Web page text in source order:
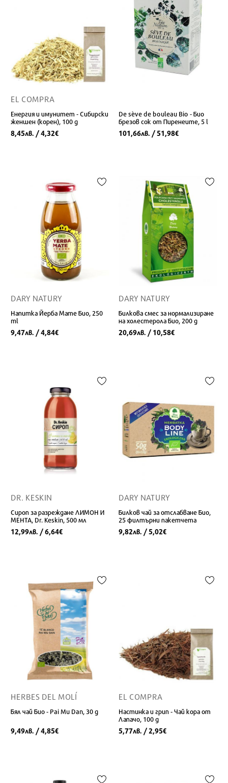
EL COMPRA
Енергия и имунитет - Сибирски
женшен (корен), 100 g
8,45лв. / 4,32€
De sève de bouleau Bio - Био
брезов сок от Пиренеите, 5 l
101,66лв. / 51,98€
DARY NATURY
Напитка Йерба Мате Био, 250
ml
9,47лв. / 4,84€
DARY NATURY
Билкова смес за нормализиране
на холестерола Био, 200 g
20,69лв. / 10,58€
DR. KESKIN
Сироп за разреждане ЛИМОН И
МЕНТА, Dr. Keskin, 500 мл
12,99лв. / 6,64€
DARY NATURY
Билков чай за отслабване Био,
25 филтърни пакетчета
9,82лв. / 5,02€
HERBES DEL MOLÍ
Бял чай Био - Pai Mu Dan, 30 g
9,49лв. / 4,85€
EL COMPRA
Настинка и грип - Чай кора от
Лапачо, 100 g
5,77лв. / 2,95€